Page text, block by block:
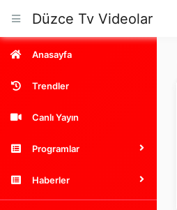
Düzce Tv Videolar
Anasayfa
Trendler
Canlı Yayın
Programlar
Haberler